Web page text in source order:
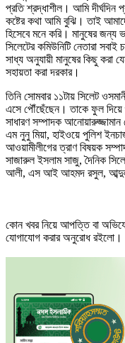
প্রতি শ্রদ্ধাশীল। আমি দীর্ঘদিন
কষ্টের কথা আমি বুঝি। তাই
হিসেবে মনে করি। মানুষের
সিলেটের কমিউনিটি নেতারা
সাধ্য অনুযায়ী মানুষের কিছু করা
সহায়তা করা দরকার।
তিনি সোমবার ১১টায় সিলেট
এসে পৌঁছেঁছেন। তাকে ফুল দিয়ে
সাধারণ সম্পাদক
এম নুনু মিয়া, হাইওয়ে পুলিশ
আওয়ামীলীগের ত্রাণ বিষয়ক
সাজারুল ইসলাম সাজু, দৈনিক
আলী, এস আই আহমদ রসুল, আব্দুল
কোন খবর নিয়ে আপত্তি বা
যোগাযোগ করার অনুরোধ রইলো।